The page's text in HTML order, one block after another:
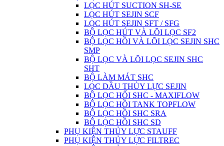
LỌC HÚT SUCTION SH-SE
LỌC HÚT SEJIN SCF
LỌC HÚT SEJIN SFT / SFG
BỘ LỌC HÚT VÀ LÕI LỌC SF2
BỘ LỌC HỒI VÀ LÕI LỌC SEJIN SHC
SMP
BỘ LỌC VÀ LÕI LỌC SEJIN SHC
SHT
BỘ LÀM MÁT SHC
LỌC DẦU THỦY LỰC SEJIN
BỘ LỌC HỔI SHC - MAXIFLOW
BỘ LỌC HỒI TANK TOPFLOW
BỘ LỌC HỒI SHC SRA
BÔ LỌC HỒI SHC SD
PHỤ KIỆN THỦY LỰC STAUFF
PHỤ KIỆN THỦY LỰC FILTREC